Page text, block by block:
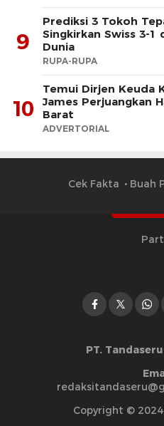
9
Prediksi 3 Tokoh
Singkirkan Swiss 3-1
Dunia
RUPA-RUPA
10
​Temui Dirjen Keuda
James Perjuangkan
Barat
ADVERTORIAL
Cek Fakta Buah
PT.
Copyright ©